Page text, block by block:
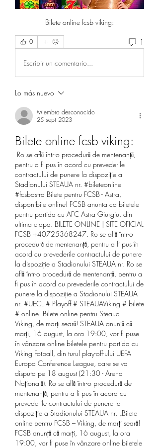
Bilete online fcsb viking:
0 1
Escribir un comentario...
Lo más nuevo
Miembro desconocido
25 sept 2023
Bilete online fcsb viking:
pentru a fi pus în acord cu prevederile
contractului de punere la dispoziție a
Stadionului STEAUA nr. #bileteonline
#fcsbastra Bilete pentru FCSB - Astra,
disponibile online! FCSB anunta ca biletele
pentru partida cu AFC Astra Giurgiu, din
ultima etapa. BILETE ONLINE | SITE OFICIAL
FCSB +40725368247. Ro se află într-o
procedură de mentenanță, pentru a fi pus în
acord cu prevederile contractului de punere
la dispoziție a Stadionului STEAUA nr. Ro se
află într-o procedură de mentenanță, pentru a
fi pus în acord cu prevederile contractului de
punere la dispoziție a Stadionului STEAUA
nr. #UECL # Playoff # STEAUAViking # bilete
# online. Bilete online pentru Steaua –
Viking, de marți seară! STEAUA anunță că
marți, 16 august, la ora 19:00, vor fi puse
în vânzare online biletele pentru partida cu
Viking Fotball, din turul play-off-ului UEFA
Europa Conference League, care se va
disputa pe 18 august (21:30 - Arena
Națională). Ro se află într-o procedură de
mentenanță, pentru a fi pus în acord cu
prevederile contractului de punere la
dispoziție a Stadionului STEAUA nr. „Bilete
online pentru FCSB – Viking, de marți seară!
FCSB anunță că marți, 16 august, la ora
19:00, vor fi puse în vânzare online biletele